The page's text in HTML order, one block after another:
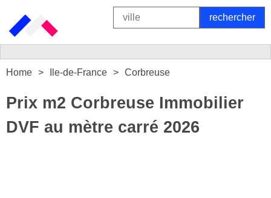
Home Ile-de-France Corbreuse
Prix m2 Corbreuse Immobilier
DVF au mètre carré 2026